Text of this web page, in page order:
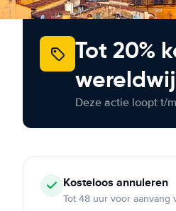
Tot 20%
Deze actie loopt t/
Kosteloos annuleren
Tot 48 uur voor